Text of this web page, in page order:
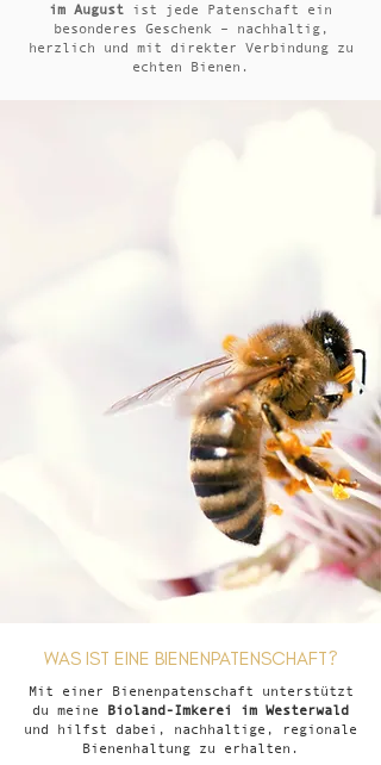
im August ist jede Patenschaft ein
besonderes Geschenk – nachhaltig,
herzlich und mit direkter Verbindung zu
echten Bienen.
WAS IST EINE BIENENPATENSCHAFT?
Mit einer Bienenpatenschaft unterstützt
du meine Bioland-Imkerei im Westerwald
und hilfst dabei, nachhaltige, regionale
Bienenhaltung zu erhalten.